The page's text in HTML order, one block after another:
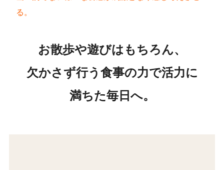
る。
お散歩や遊びはもちろん、
欠かさず行う食事の力で活力に
満ちた毎日へ。